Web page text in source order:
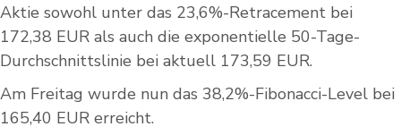
Aktie sowohl unter das 23,6%-Retracement bei
172,38 EUR als auch die exponentielle 50-Tage-
Durchschnittslinie bei aktuell 173,59 EUR.
Am Freitag wurde nun das 38,2%-Fibonacci-Level bei
165,40 EUR erreicht.